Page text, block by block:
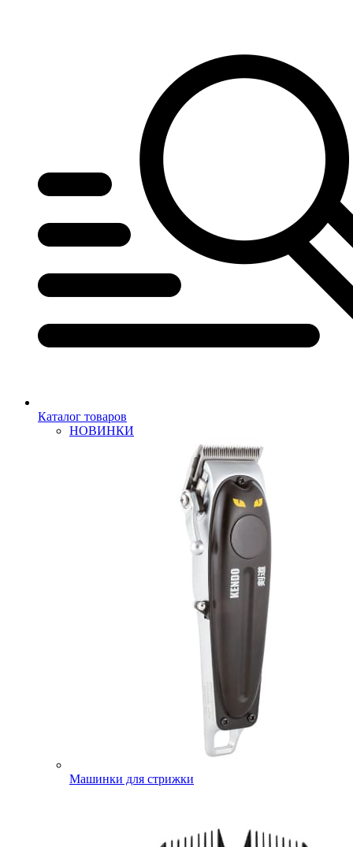
Каталог товаров
НОВИНКИ
Машинки для стрижки